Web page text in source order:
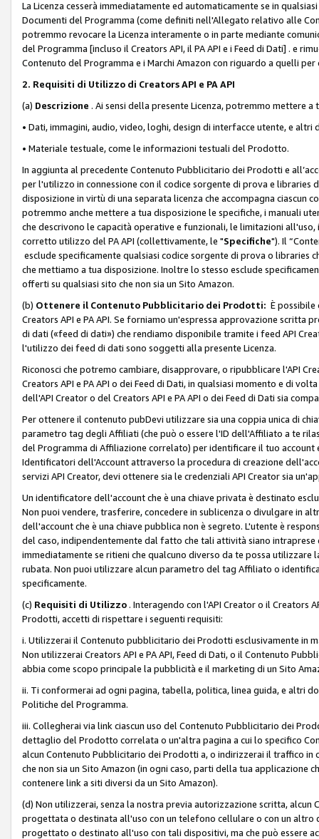
La Licenza cesserà immediatamente ed automaticamente se in
Documenti del Programma (come definiti nell'Allegato relativo alle
potremmo revocare la Licenza interamente o in parte mediante
del Programma [incluso il Creators API, il PA API e i Feed di Dati] . e
Contenuto del Programma e i Marchi Amazon con riguardo a quelli
2. Requisiti di Utilizzo di Creators API e PA API
(a) Descrizione . Ai sensi della presente Licenza, potremmo mettere
• Dati, immagini, audio, video, loghi, design di interfacce utente, e altri
• Materiale testuale, come le informazioni testuali del Prodotto.
In aggiunta al precedente Contenuto Pubblicitario dei Prodotti e
per l'utilizzo in connessione con il codice sorgente di prova e libraries
disposizione in virtù di una separata licenza che accompagna ciascun
potremmo anche mettere a tua disposizione le specifiche, i manuali
che descrivono le capacità operative e funzionali, le limitazioni
corretto utilizzo del PA API (collettivamente, le "Specifiche"). Il
esclude specificamente qualsiasi codice sorgente di prova o libraries
che mettiamo a tua disposizione. Inoltre lo stesso esclude
offerti su qualsiasi sito che non sia un Sito Amazon.
(b) Ottenere il Contenuto Pubblicitario dei Prodotti: È
Creators API e PA API. Se forniamo un'espressa approvazione
di dati («feed di dati») che rendiamo disponibile tramite i feed API
l'utilizzo dei feed di dati sono soggetti alla presente Licenza.
Riconosci che potremo cambiare, disapprovare, o ripubblicare l'API
Creators API e PA API o dei Feed di Dati, in qualsiasi momento e di
dell'API Creator o del Creators API e PA API o dei Feed di Dati sia
Per ottenere il contenuto pubDevi utilizzare sia una coppia unica di
parametro tag degli Affiliati (che può o essere l'ID dell'Affiliato a te
del Programma di Affiliazione correlato) per identificare il tuo account
Identificatori dell'Account attraverso la procedura di creazione
servizi API Creator, devi ottenere sia le credenziali API Creator sia
Un identificatore dell'account che è una chiave privata è destinato
Non puoi vendere, trasferire, concedere in sublicenza o divulgare in
dell'account che è una chiave pubblica non è segreto. L'utente è
del caso, indipendentemente dal fatto che tali attività siano
immediatamente se ritieni che qualcuno diverso da te possa
rubata. Non puoi utilizzare alcun parametro del tag Affiliato o
specificamente.
(c) Requisiti di Utilizzo . Interagendo con l'API Creator o il Creators
Prodotti, accetti di rispettare i seguenti requisiti:
i. Utilizzerai il Contenuto pubblicitario dei Prodotti esclusivamente in
Non utilizzerai Creators API e PA API, Feed di Dati, o il Contenuto
abbia come scopo principale la pubblicità e il marketing di un Sito
ii. Ti conformerai ad ogni pagina, tabella, politica, linea guida, e altri
Politiche del Programma.
iii. Collegherai via link ciascun uso del Contenuto Pubblicitario dei
dettaglio del Prodotto correlata o un'altra pagina a cui lo specifico
alcun Contenuto Pubblicitario dei Prodotti a, o indirizzerai il traffico in
che non sia un Sito Amazon (in ogni caso, parti della tua
contenere link a siti diversi da un Sito Amazon).
(d) Non utilizzerai, senza la nostra previa autorizzazione scritta,
progettata o destinata all'uso con un telefono cellulare o con un
progettato o destinato all'uso con tali dispositivi, ma che può essere